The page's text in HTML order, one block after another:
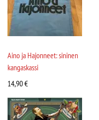
Aino ja Hajonneet: sininen
kangaskassi
14,90€